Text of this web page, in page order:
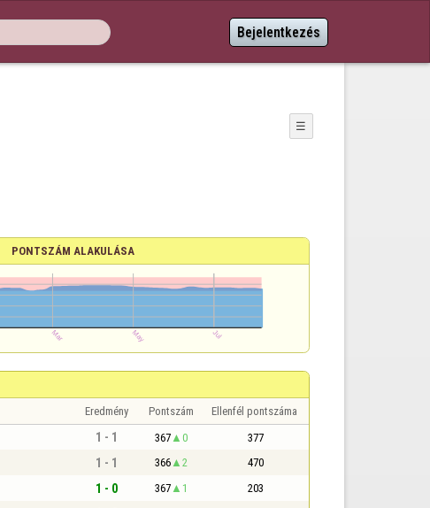
Bejelentkezés
☰
PONTSZÁM ALAKULÁSA
Eredmény Pontszám Ellenfél pontszáma
1 - 1 367 0 377
1 - 1 366 2 470
1 - 0 367 1 203